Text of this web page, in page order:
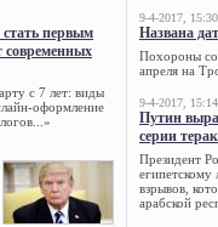
стать первым
современных
с 7 лет: виды
оформление
9-4-2017, 15:30
Названа
Похороны
апреля на
9-4-2017, 15:14
Путин
серии
Президент
египетскому
взрывов,
арабской